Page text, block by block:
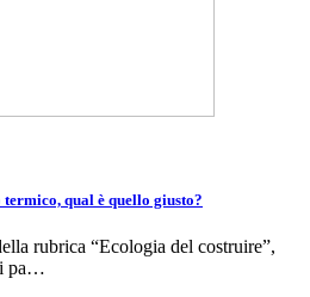
qual è quello giusto?
rubrica “Ecologia del costruire”,
pa…